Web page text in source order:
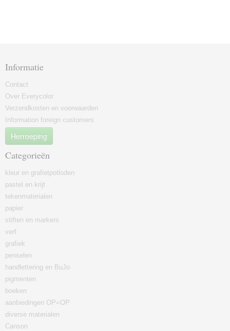
Informatie
Contact
Over Everycolor
Verzendkosten en voorwaarden
Information foreign customers
Herroeping
Categorieën
kleur en grafietpotloden
pastel en krijt
tekenmaterialen
papier
stiften en markers
verf
grafiek
penselen
handlettering en BuJo
pigmenten
boeken
aanbiedingen OP=OP
diverse materialen
Canson